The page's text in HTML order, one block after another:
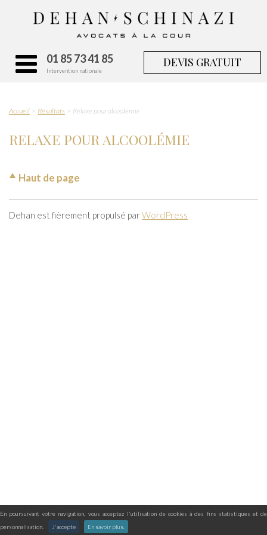
En poursuivant votre navigation, vous acceptez l'utilisation de cookies à des fins statistiques et de
personnalisation.
J'accepte En savoir plus.
01 85 73 41 85
Intervention nationale
DEVIS GRATUIT
Accueil Résultats Relaxe pour alcoolémie
RELAXE POUR ALCOOLÉMIE
Haut de page
Dehan est fièrement propulsé parWordPress